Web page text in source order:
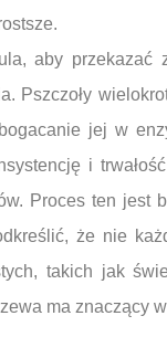
aby
Pszczoły
jej w
i
Proces ten jest
że nie
takich jak
ma znaczący